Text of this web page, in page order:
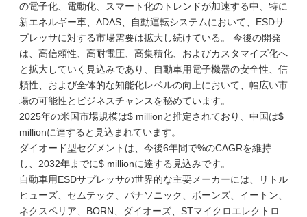
の電子化、電動化、スマート化のトレンドが加速する中、特に
新エネルギー車、ADAS、自動運転システムにおいて、ESDサ
プレッサに対する市場需要は拡大し続けている。 今後の開発
は、高信頼性、高耐電圧、高集積化、およびカスタマイズ化へ
と拡大していく見込みであり、自動車用電子機器の安全性、信
頼性、および全体的な知能化レベルの向上において、幅広い市
場の可能性とビジネスチャンスを秘めています。
2025年の米国市場規模は$ millionと推定されており、中国は$
millionに達すると見込まれています。
ダイオード型セグメントは、今後6年間で%のCAGRを維持
し、2032年までに$ millionに達する見込みです。
自動車用ESDサプレッサの世界的な主要メーカーには、リトル
ヒューズ、セムテック、パナソニック、ボーンズ、イートン、
ネクスペリア、BORN、ダイオーズ、STマイクロエレクトロ